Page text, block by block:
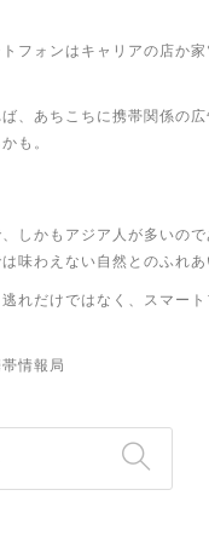
フォンはキャリアの店か
、あちこちに携帯関係の
も。
しかもアジア人が多いの
味わえない自然とのふれ
れだけではなく、スマー
情報局